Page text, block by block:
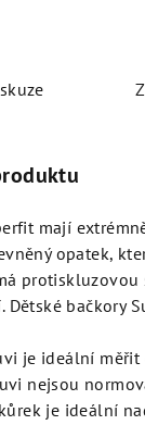
mají
opatek,
Dětské bačkory
je ideální
nejsou
je ideální